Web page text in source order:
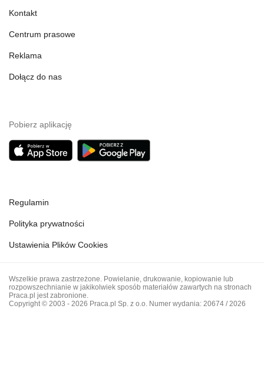
Kontakt
Centrum prasowe
Reklama
Dołącz do nas
Pobierz aplikację
Regulamin
Polityka prywatności
Ustawienia Plików Cookies
Wszelkie prawa zastrzeżone. Powielanie, drukowanie, kopiowanie lub
rozpowszechnianie w jakikolwiek sposób materiałów zawartych na stronach
Praca.pl jest zabronione.
Copyright © 2003 - 2026 Praca.pl Sp. z o.o. Numer wydania: 20674 / 2026